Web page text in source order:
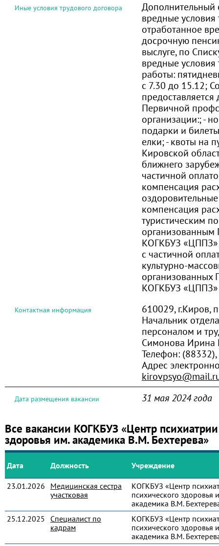
Иные условия трудового договора
Дополнительный
вредные условия
отработанное
досрочную
выслуге, по
вредные
работы:
с 7.30 до 15.12;
Первичной
организации:; -
подарки и
елки; - квоты на
Кировской
ближнего
частичной
компенсация
компенсация
туристическим
КОГКБУЗ
с частичной
культурно-
КОГКБУЗ «ЦППЗ»
Контактная информация
610029, г.Киров,
Начальник
персоналом и
Симонова Ирина
Телефон:
Адрес
Дата размещения вакансии 31 мая 2024 года
Все вакансии КОГКБУЗ «Центр
здоровья им. академика В.М. Бехтерева»
Дата Должность Учреждение
23.01.2026
Медицинская сестра
участковая
КОГКБУЗ «Центр
психического здоровья
академика В.М.
25.12.2025
Специалист по
кадрам
КОГКБУЗ «Центр
психического здоровья
академика В.М.